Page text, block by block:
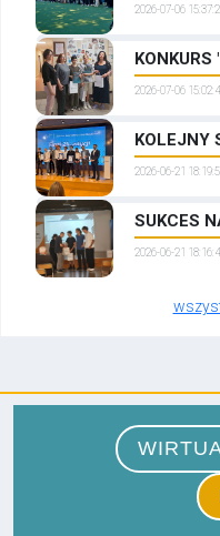
2026-07-06
2026-07-06
KOLEJNY
2026-06-21
SUKCES
2026-06-21